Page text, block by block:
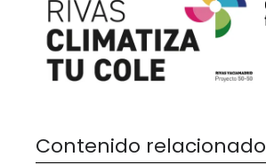
Contenido relacionado